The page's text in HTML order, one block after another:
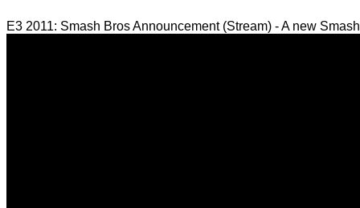
E3 2011: Smash Bros Announcement (Stream) - A new